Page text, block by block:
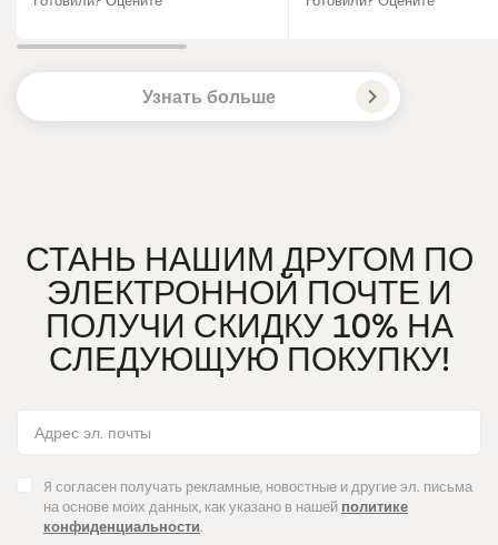
Узнать больше
СТАНЬ НАШИМ ДРУГОМ ПО
ЭЛЕКТРОННОЙ ПОЧТЕ И
ПОЛУЧИ СКИДКУ 10% НА
СЛЕДУЮЩУЮ ПОКУПКУ!
Я согласен получать рекламные, новостные и другие эл. письма
на основе моих данных, как указано в нашей политике
конфиденциальности.